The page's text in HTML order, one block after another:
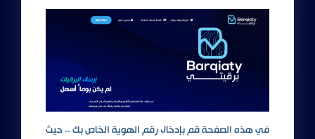
في هذه الصفحة قم بإدخال رقم الهوية الخاص بك .. حيث